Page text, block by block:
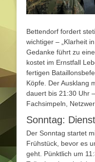
Bettendorf fordert
wichtiger – „Klarheit
Gedanke führt zu
kostet im Ernstfall
fertigen
Köpfe. Der Ausklang
dauert bis 21:30 Uhr
Fachsimpeln,
Sonntag:
Der Sonntag startet
Frühstück, bevor es
geht. Pünktlich um